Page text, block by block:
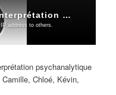
psychanalytique
Chloé, Kévin,